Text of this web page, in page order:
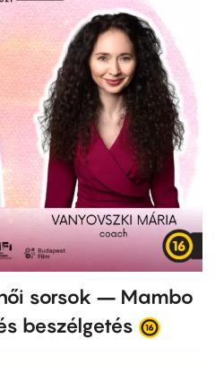
sorsok – Mambo
beszélgetés